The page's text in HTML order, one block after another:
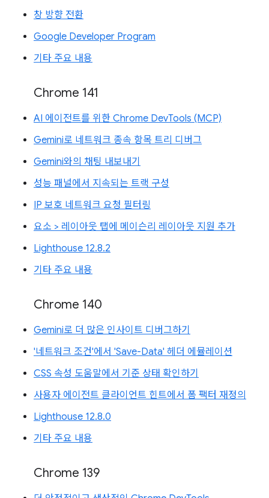
창 방향 전환
Google Developer Program
기타 주요 내용
Chrome 141
AI 에이전트를 위한 Chrome DevTools (MCP)
Gemini로 네트워크 종속 항목 트리 디버그
Gemini와의 채팅 내보내기
성능 패널에서 지속되는 트랙 구성
IP 보호 네트워크 요청 필터링
요소 > 레이아웃 탭에 메이슨리 레이아웃 지원 추가
Lighthouse 12.8.2
기타 주요 내용
Chrome 140
Gemini로 더 많은 인사이트 디버그하기
'네트워크 조건'에서 'Save-Data' 헤더 에뮬레이션
CSS 속성 도움말에서 기준 상태 확인하기
사용자 에이전트 클라이언트 힌트에서 폼 팩터 재정의
Lighthouse 12.8.0
기타 주요 내용
Chrome 139